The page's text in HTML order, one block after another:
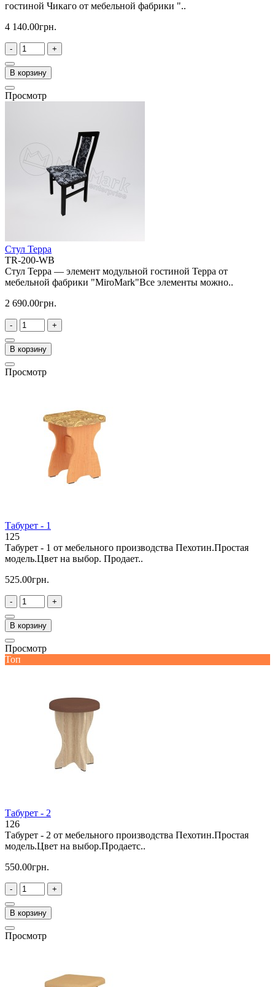
гостиной Чикаго от мебельной фабрики "..
4 140.00грн.
- +
В корзину
Просмотр
Стул Терра
TR-200-WB
Стул Терра — элемент модульной гостиной Терра от
мебельной фабрики "MiroMark"Все элементы можно..
2 690.00грн.
- +
В корзину
Просмотр
Табурет - 1
125
Табурет - 1 от мебельного производства Пехотин.Простая
модель.Цвет на выбор. Продает..
525.00грн.
- +
В корзину
Просмотр
Топ
Табурет - 2
126
Табурет - 2 от мебельного производства Пехотин.Простая
модель.Цвет на выбор.Продаетс..
550.00грн.
- +
В корзину
Просмотр